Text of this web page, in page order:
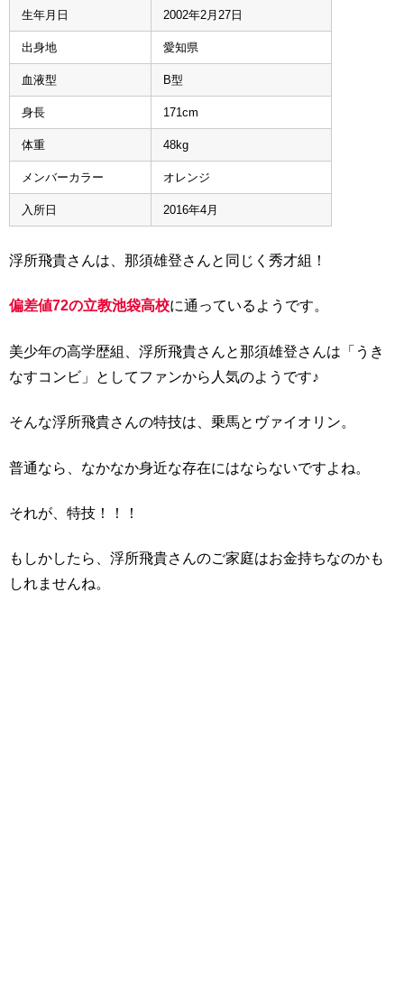
生年月日 2002年2月27日
出身地 愛知県
血液型 B型
身長 171cm
体重 48kg
メンバーカラー オレンジ
入所日 2016年4月
浮所飛貴さんは、那須雄登さんと同じく秀才組！
偏差値72の立教池袋高校に通っているようです。
美少年の高学歴組、浮所飛貴さんと那須雄登さんは「うき
なすコンビ」としてファンから人気のようです♪
そんな浮所飛貴さんの特技は、乗馬とヴァイオリン。
普通なら、なかなか身近な存在にはならないですよね。
それが、特技！！！
もしかしたら、浮所飛貴さんのご家庭はお金持ちなのかも
しれませんね。